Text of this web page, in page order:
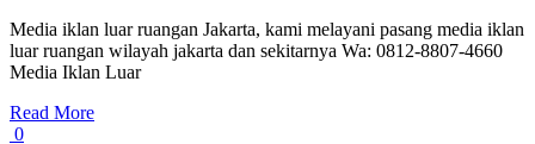
Media iklan luar ruangan Jakarta, kami melayani pasang media iklan
luar ruangan wilayah jakarta dan sekitarnya Wa: 0812-8807-4660
Media Iklan Luar
Read More
0